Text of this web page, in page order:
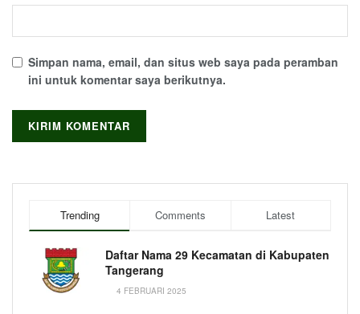
Simpan nama, email, dan situs web saya pada peramban
ini untuk komentar saya berikutnya.
Trending Comments Latest
Daftar Nama 29 Kecamatan di Kabupaten
Tangerang
4 FEBRUARI 2025